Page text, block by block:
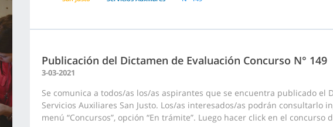
Publicación del Dictamen de Evaluación Concurso N° 149
3-03-2021
Se comunica a todos/as los/as aspirantes que se encuentra publicado el
Servicios Auxiliares San Justo. Los/as interesados/as podrán
menú “Concursos”, opción “En trámite”. Luego hacer click en el